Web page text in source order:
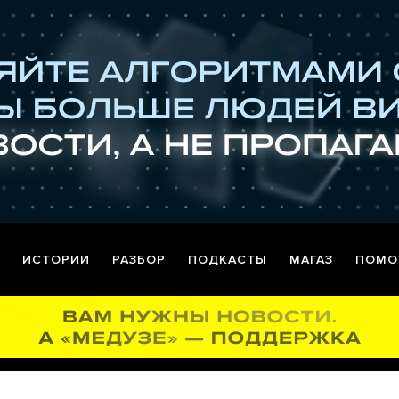
ИСТОРИИ РАЗБОР ПОДКАСТЫ МАГАЗ